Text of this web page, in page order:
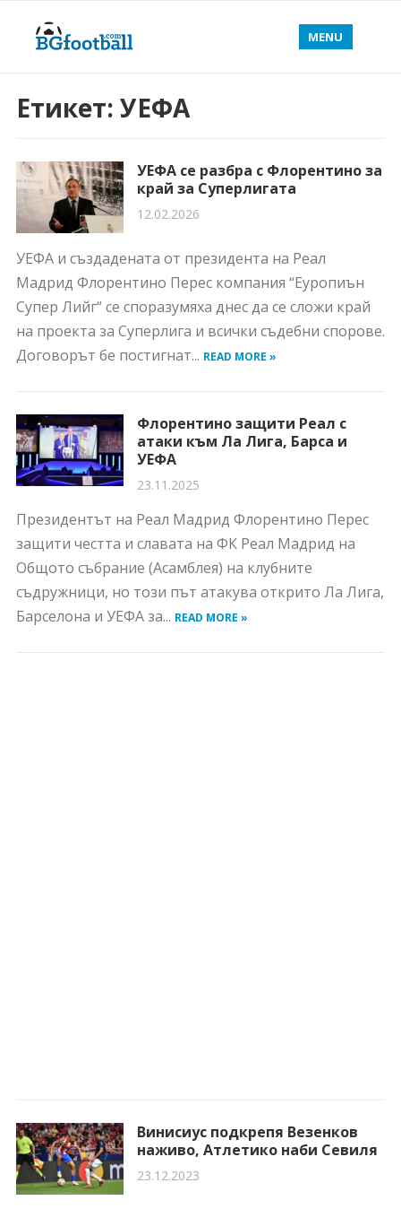
MENU
Етикет: УЕФА
УЕФА се разбра с Флорентино за
край за Суперлигата
12.02.2026
УЕФА и създадената от президента на Реал
Мадрид Флорентино Перес компания “Еуропиън
Супер Лийг“ се споразумяха днес да се сложи край
на проекта за Суперлига и всички съдебни спорове.
Договорът бе постигнат... READ MORE »
Флорентино защити Реал с
атаки към Ла Лига, Барса и
УЕФА
23.11.2025
Президентът на Реал Мадрид Флорентино Перес
защити честта и славата на ФК Реал Мадрид на
Общото събрание (Асамблея) на клубните
съдружници, но този път атакува открито Ла Лига,
Барселона и УЕФА за... READ MORE »
Винисиус подкрепя Везенков
наживо, Атлетико наби Севиля
23.12.2023